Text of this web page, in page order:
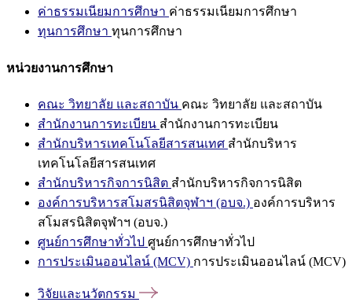
ค่าธรรมเนียมการศึกษา ค่าธรรมเนียมการศึกษา
ทุนการศึกษา ทุนการศึกษา
หน่วยงานการศึกษา
คณะ วิทยาลัย และสถาบัน คณะ วิทยาลัย และสถาบัน
สำนักงานการทะเบียน สำนักงานการทะเบียน
สำนักบริหารเทคโนโลยีสารสนเทศ สำนักบริหาร
เทคโนโลยีสารสนเทศ
สำนักบริหารกิจการนิสิต สำนักบริหารกิจการนิสิต
องค์การบริหารสโมสรนิสิตจุฬาฯ (อบจ.) องค์การบริหาร
สโมสรนิสิตจุฬาฯ (อบจ.)
ศูนย์การศึกษาทั่วไป ศูนย์การศึกษาทั่วไป
การประเมินออนไลน์ (MCV) การประเมินออนไลน์ (MCV)
วิจัยและนวัตกรรม